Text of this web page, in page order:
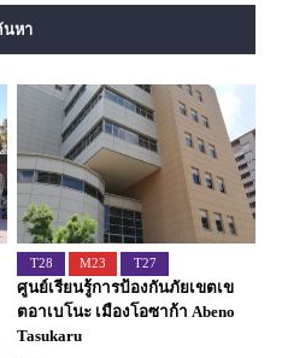
นหา
T28 M23 T27
ศูนย์เรียนรู้การป้องกันภัยเขตเข
ตอาเบโนะ เมืองโอซาก้า Abeno
Tasukaru